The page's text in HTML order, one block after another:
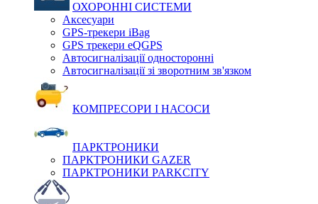
ОХОРОННІ СИСТЕМИ
Аксесуари
GPS-трекери iBag
GPS трекери eQGPS
Автосигналізації односторонні
Автосигналізації зі зворотним зв'язком
КОМПРЕСОРИ І НАСОСИ
ПАРКТРОНИКИ
ПАРКТРОНИКИ GAZER
ПАРКТРОНИКИ PARKCITY